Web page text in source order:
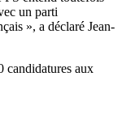
un parti
», a déclaré Jean-
candidatures aux